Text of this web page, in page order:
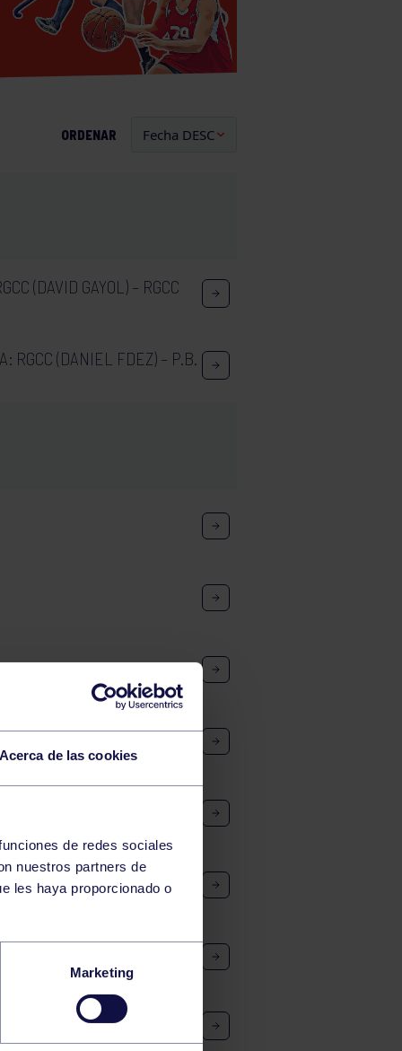
Acerca de las cookies
de redes sociales
nuestros partners de
les haya proporcionado o
Marketing
ORDENAR
(DAVID GAYOL) – RGCC
RGCC (DANIEL FDEZ) – P.B.
RGCC – CLUB